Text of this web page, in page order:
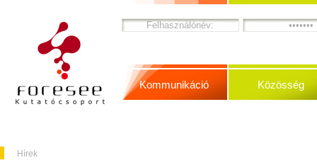
Hírek
Kommunikáció Közösség